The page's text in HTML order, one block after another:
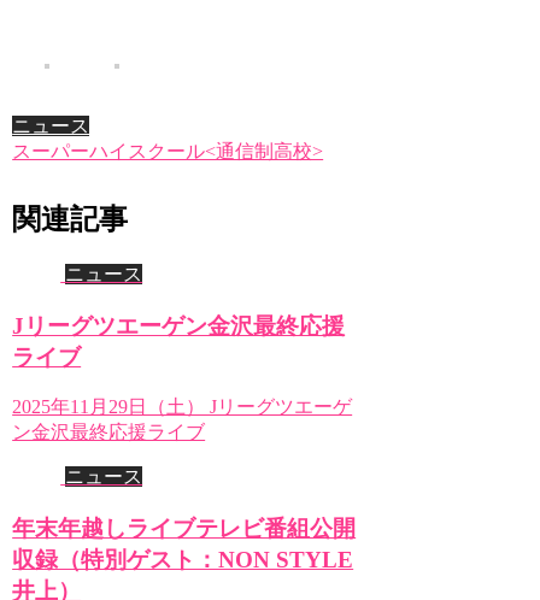
ニュース
スーパーハイスクール<通信制高校>
関連記事
ニュース
Jリーグツエーゲン金沢最終応援
ライブ
2025年11月29日（土） Jリーグツエーゲ
ン金沢最終応援ライブ
ニュース
年末年越しライブテレビ番組公開
収録（特別ゲスト：NON STYLE
井上）